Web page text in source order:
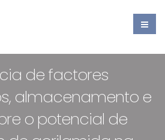
de factores
almacenamento e
o potencial de